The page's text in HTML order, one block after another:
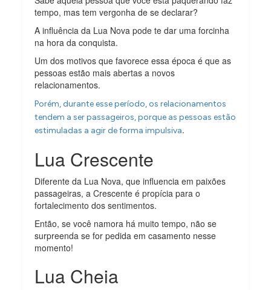
tempo, mas tem vergonha de se declarar?
A influência da Lua Nova pode te dar uma forcinha
na hora da conquista.
Um dos motivos que favorece essa época é que as
pessoas estão mais abertas a novos
relacionamentos.
Porém, durante esse período, os relacionamentos
tendem a ser passageiros, porque as pessoas estão
estimuladas a agir de forma impulsiva.
Lua Crescente
Diferente da Lua Nova, que influencia em paixões
passageiras, a Crescente é propícia para o
fortalecimento dos sentimentos.
Então, se você namora há muito tempo, não se
surpreenda se for pedida em casamento nesse
momento!
Lua Cheia